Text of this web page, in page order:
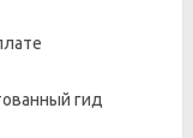
гид